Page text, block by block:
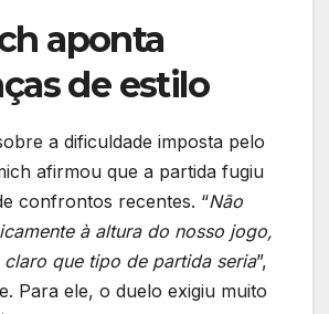
aponta
de estilo
a dificuldade imposta pelo
afirmou que a partida fugiu
confrontos recentes. “Não
à altura do nosso jogo,
que tipo de partida seria”,
Para ele, o duelo exigiu muito